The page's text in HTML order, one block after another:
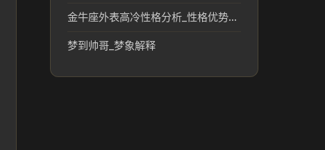
金牛座外表高冷性格分析_性格优势解析
梦到帅哥_梦象解释